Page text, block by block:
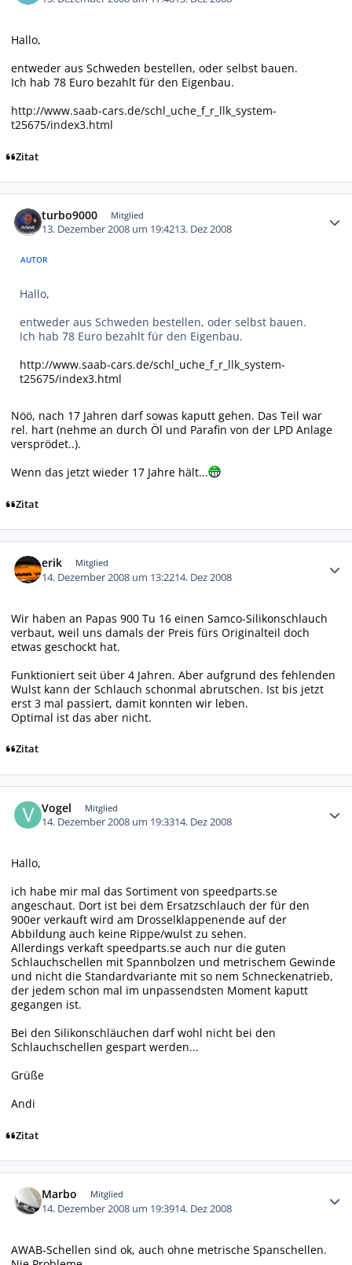
Hallo,
entweder aus Schweden bestellen, oder selbst bauen.
Ich hab 78 Euro bezahlt für den Eigenbau.
http://www.saab-cars.de/schl_uche_f_r_llk_system-
t25675/index3.html
Zitat
turbo9000 Mitglied
13. Dezember 2008 um 19:4213. Dez 2008
AUTOR
Hallo,
entweder aus Schweden bestellen, oder selbst bauen.
Ich hab 78 Euro bezahlt für den Eigenbau.
http://www.saab-cars.de/schl_uche_f_r_llk_system-
t25675/index3.html
Nöö, nach 17 Jahren darf sowas kaputt gehen. Das Teil war
rel. hart (nehme an durch Öl und Parafin von der LPD Anlage
versprödet..).
Wenn das jetzt wieder 17 Jahre hält...
Zitat
erik Mitglied
14. Dezember 2008 um 13:2214. Dez 2008
Wir haben an Papas 900 Tu 16 einen Samco-Silikonschlauch
verbaut, weil uns damals der Preis fürs Originalteil doch
etwas geschockt hat.
Funktioniert seit über 4 Jahren. Aber aufgrund des fehlenden
Wulst kann der Schlauch schonmal abrutschen. Ist bis jetzt
erst 3 mal passiert, damit konnten wir leben.
Optimal ist das aber nicht.
Zitat
Vogel Mitglied
14. Dezember 2008 um 19:3314. Dez 2008
Hallo,
ich habe mir mal das Sortiment von speedparts.se
angeschaut. Dort ist bei dem Ersatzschlauch der für den
900er verkauft wird am Drosselklappenende auf der
Abbildung auch keine Rippe/wulst zu sehen.
Allerdings verkaft speedparts.se auch nur die guten
Schlauchschellen mit Spannbolzen und metrischem Gewinde
und nicht die Standardvariante mit so nem Schneckenatrieb,
der jedem schon mal im unpassendsten Moment kaputt
gegangen ist.
Bei den Silikonschläuchen darf wohl nicht bei den
Schlauchschellen gespart werden...
Grüße
Andi
Zitat
Marbo Mitglied
14. Dezember 2008 um 19:3914. Dez 2008
AWAB-Schellen sind ok, auch ohne metrische Spanschellen.